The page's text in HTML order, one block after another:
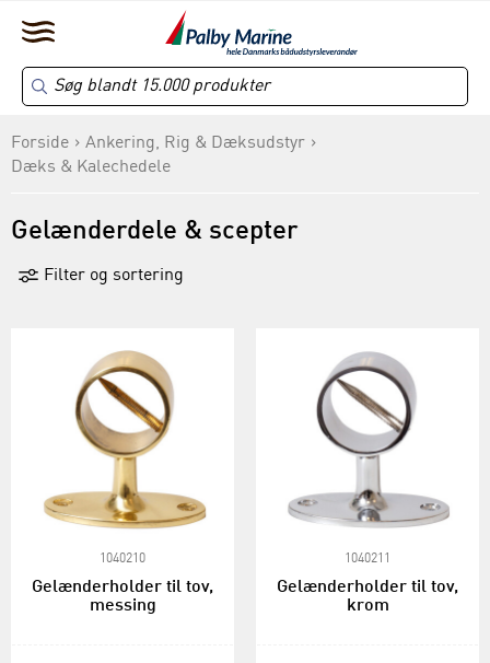
Forside
Ankering, Rig & Dæksudstyr
Dæks & Kalechedele
Gelænderdele & scepter
Filter og sortering
1040210
Gelænderholder til tov,
messing
1040211
Gelænderholder til tov,
krom